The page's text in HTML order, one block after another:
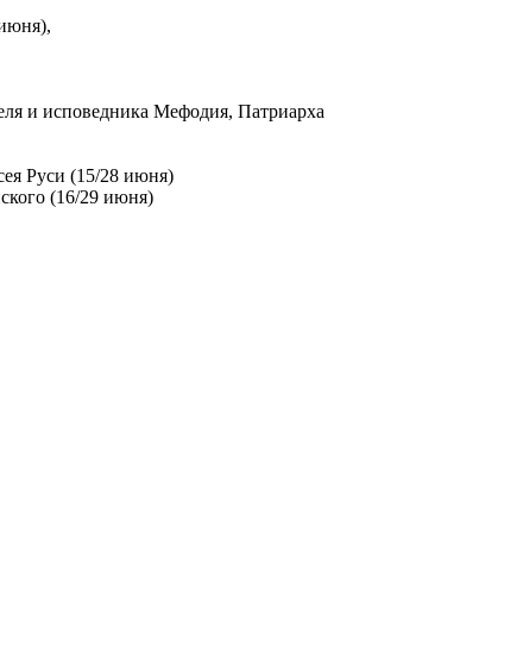
и исповедника Мефодия, Патриарха
Руси (15/28 июня)
(16/29 июня)